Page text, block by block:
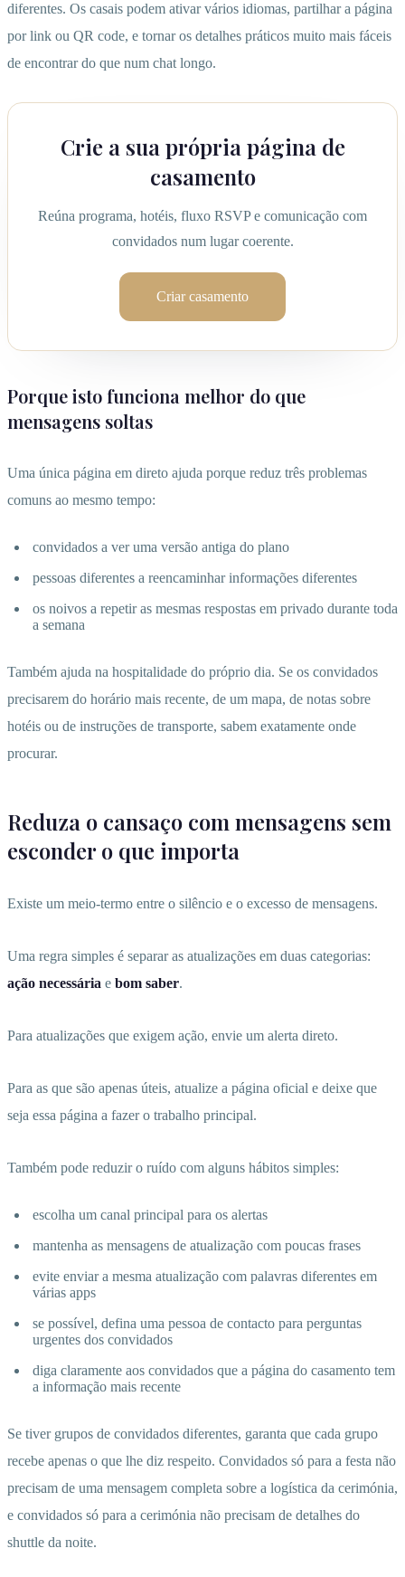
diferentes. Os casais podem ativar vários idiomas, partilhar a página
por link ou QR code, e tornar os detalhes práticos muito mais fáceis
de encontrar do que num chat longo.
Crie a sua própria página de
casamento
Reúna programa, hotéis, fluxo RSVP e comunicação com
convidados num lugar coerente.
Criar casamento
Porque isto funciona melhor do que
mensagens soltas
Uma única página em direto ajuda porque reduz três problemas
comuns ao mesmo tempo:
convidados a ver uma versão antiga do plano
pessoas diferentes a reencaminhar informações diferentes
os noivos a repetir as mesmas respostas em privado durante toda
a semana
Também ajuda na hospitalidade do próprio dia. Se os convidados
precisarem do horário mais recente, de um mapa, de notas sobre
hotéis ou de instruções de transporte, sabem exatamente onde
procurar.
Reduza o cansaço com mensagens sem
esconder o que importa
Existe um meio-termo entre o silêncio e o excesso de mensagens.
Uma regra simples é separar as atualizações em duas categorias:
ação necessária e bom saber.
Para atualizações que exigem ação, envie um alerta direto.
Para as que são apenas úteis, atualize a página oficial e deixe que
seja essa página a fazer o trabalho principal.
Também pode reduzir o ruído com alguns hábitos simples:
escolha um canal principal para os alertas
mantenha as mensagens de atualização com poucas frases
evite enviar a mesma atualização com palavras diferentes em
várias apps
se possível, defina uma pessoa de contacto para perguntas
urgentes dos convidados
diga claramente aos convidados que a página do casamento tem
a informação mais recente
Se tiver grupos de convidados diferentes, garanta que cada grupo
recebe apenas o que lhe diz respeito. Convidados só para a festa não
precisam de uma mensagem completa sobre a logística da cerimónia,
e convidados só para a cerimónia não precisam de detalhes do
shuttle da noite.